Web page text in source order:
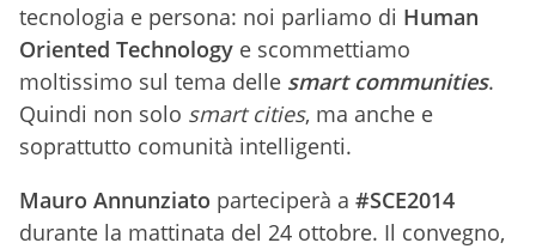
tecnologia e persona: noi parliamo di Human
Oriented Technology e scommettiamo
moltissimo sul tema delle smart communities.
Quindi non solo smart cities, ma anche e
soprattutto comunità intelligenti.
Mauro Annunziato parteciperà a #SCE2014
durante la mattinata del 24 ottobre. Il convegno,